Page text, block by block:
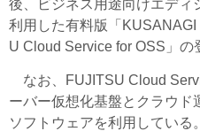
後、ビジネス用途向けエディ
利用した有料版「
U Cloud Service for OSS」の
なお、FUJITSU Cloud
ーバー仮想化基盤とクラウド
ソフトウェアを利用している